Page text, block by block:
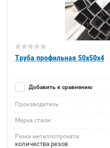
Труба профильная 50х50х4
Добавить к сравнению
Производитель:
Марка стали:
Резка металлопроката:
количества резов